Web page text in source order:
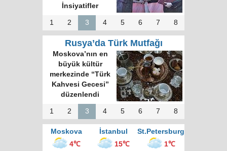
İnsiyatifler
1 2 3 4 5 6 7 8
Rusya’da Türk Mutfağı
Moskova’nın en
büyük kültür
merkezinde “Türk
Kahvesi Gecesi”
düzenlendi
1 2 3 4 5 6 7 8
Moskova İstanbul
St.Petersburg
4℃
15℃ 1℃